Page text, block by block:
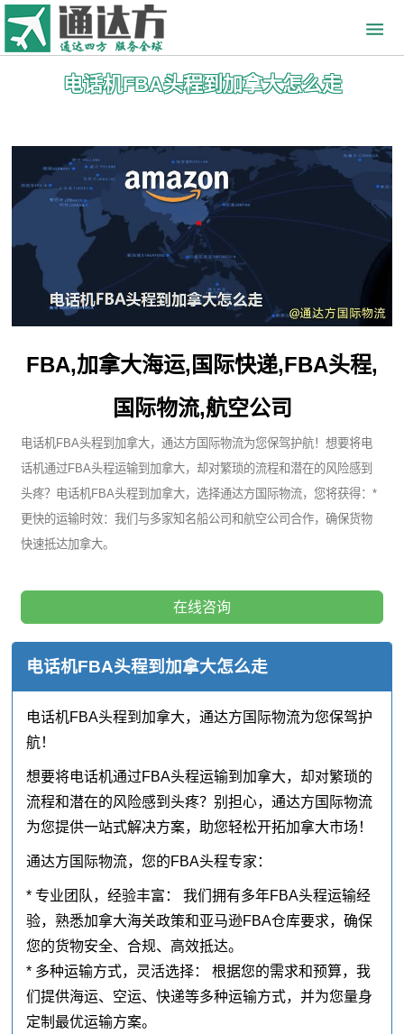
电话机FBA头程到加拿大怎么走
FBA,加拿大海运,国际快递,FBA头程,
国际物流,航空公司
电话机FBA头程到加拿大，通达方国际物流为您保驾护航！想要将电
话机通过FBA头程运输到加拿大，却对繁琐的流程和潜在的风险感到
头疼？电话机FBA头程到加拿大，选择通达方国际物流，您将获得：*
更快的运输时效：我们与多家知名船公司和航空公司合作，确保货物
快速抵达加拿大。
在线咨询
电话机FBA头程到加拿大怎么走
电话机FBA头程到加拿大，通达方国际物流为您保驾护
航！
想要将电话机通过FBA头程运输到加拿大，却对繁琐的
流程和潜在的风险感到头疼？别担心，通达方国际物流
为您提供一站式解决方案，助您轻松开拓加拿大市场！
通达方国际物流，您的FBA头程专家：
* 专业团队，经验丰富： 我们拥有多年FBA头程运输经
验，熟悉加拿大海关政策和亚马逊FBA仓库要求，确保
您的货物安全、合规、高效抵达。
* 多种运输方式，灵活选择： 根据您的需求和预算，我
们提供海运、空运、快递等多种运输方式，并为您量身
定制最优运输方案。